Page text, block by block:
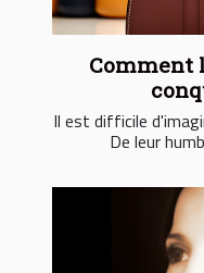
Comment
Il est difficile
De leur